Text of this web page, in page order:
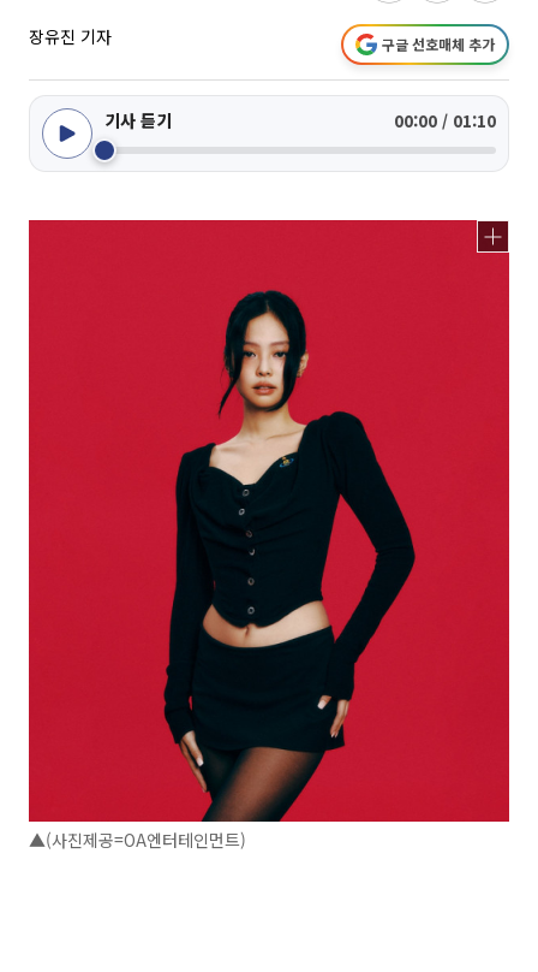
장유진 기자 구글 선호매체 추가
기사 듣기 00:00 / 01:10
▲(사진제공=OA엔터테인먼트)